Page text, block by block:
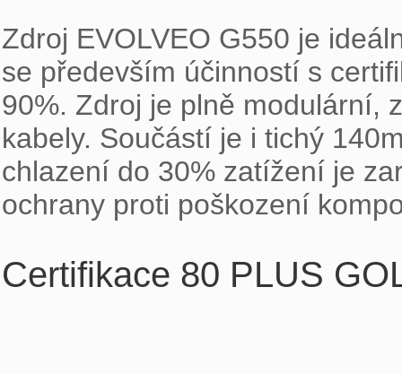
Zdroj EVOLVEO G550 je
se především účinností s
90%. Zdroj je plně modulární,
kabely. Součástí je i tichý
chlazení do 30% zatížení je
ochrany proti poškození
Certifikace 80 PLUS